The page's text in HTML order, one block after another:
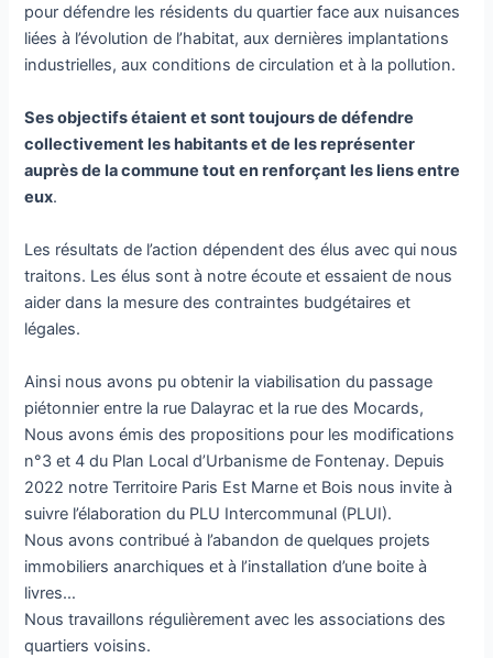
pour défendre les résidents du quartier face aux nuisances
liées à l’évolution de l’habitat, aux dernières implantations
industrielles, aux conditions de circulation et à la pollution.
Ses objectifs étaient et sont toujours de défendre
collectivement les habitants et de les représenter
auprès de la commune tout en renforçant les liens entre
eux.
Les résultats de l’action dépendent des élus avec qui nous
traitons. Les élus sont à notre écoute et essaient de nous
aider dans la mesure des contraintes budgétaires et
légales.
Ainsi nous avons pu obtenir la viabilisation du passage
piétonnier entre la rue Dalayrac et la rue des Mocards,
Nous avons émis des propositions pour les modifications
n°3 et 4 du Plan Local d’Urbanisme de Fontenay. Depuis
2022 notre Territoire Paris Est Marne et Bois nous invite à
suivre l’élaboration du PLU Intercommunal (PLUI).
Nous avons contribué à l’abandon de quelques projets
immobiliers anarchiques et à l’installation d’une boite à
livres…
Nous travaillons régulièrement avec les associations des
quartiers voisins.